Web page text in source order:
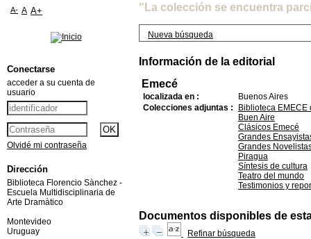
"La colección se encuentra
Nueva búsqueda
Información de la editorial
Emecé
localizada en :
Buenos Aires
Colecciones adjuntas :
Biblioteca
Buen Aire
Clásicos Emecé
Grandes
Grandes
Piragua
Síntesis de cultura
Teatro del mundo
Testimonios y
Documentos disponibles de
Refinar búsqueda
A- A A+
Conectarse
acceder a su cuenta de
usuario
Olvidé mi contraseña
Dirección
Biblioteca Florencio Sànchez -
Escuela Multidisciplinaria de
Arte Dramàtico
Montevideo
Uruguay